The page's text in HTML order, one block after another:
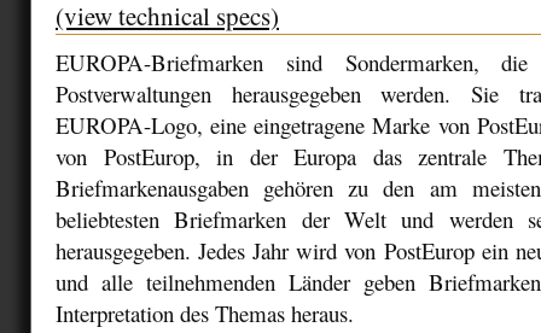
(view technical specs)
EUROPA-Briefmarken sind Sondermarken,
Postverwaltungen herausgegeben werden. Sie
EUROPA-Logo, eine eingetragene Marke von
von PostEurop, in der Europa das zentrale
Briefmarkenausgaben gehören zu den am
beliebtesten Briefmarken der Welt und werden
herausgegeben. Jedes Jahr wird von PostEurop ein
und alle teilnehmenden Länder geben
Interpretation des Themas heraus.